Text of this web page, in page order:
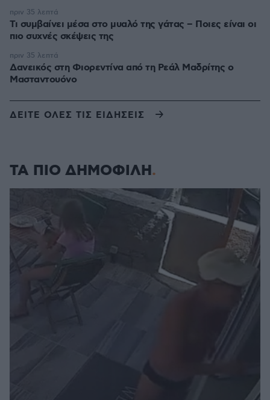
Τι συμβαίνει μέσα στο μυαλό της γάτας – Ποιες είναι οι
πιο συχνές σκέψεις της
πριν 35 λεπτά
Δανεικός στη Φιορεντίνα από τη Ρεάλ Μαδρίτης ο
Μασταντουόνο
πριν 35 λεπτά
ΔΕΙΤΕ ΟΛΕΣ ΤΙΣ ΕΙΔΗΣΕΙΣ
ΤΑ ΠΙΟ ΔΗΜΟΦΙΛΗ